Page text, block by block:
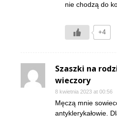
nie chodzą do
+4
Szaszki na
wieczory
8 kwietnia 2023 at 00:56
Męczą mnie
antyklerykałowie.